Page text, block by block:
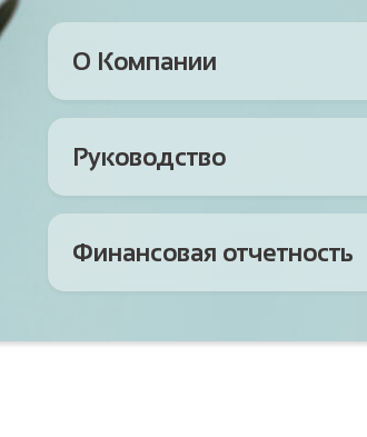
О Компании
Руководство
Финансовая отчетность